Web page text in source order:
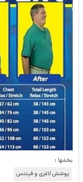
بخشها :
پوشش لاغری و فیتنس